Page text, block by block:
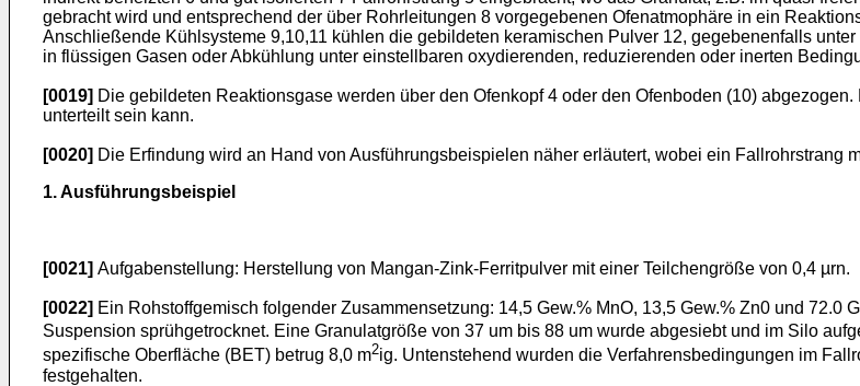
gebracht wird und entsprechend der über Rohrleitungen 8 vorgegebenen Ofenatmophäre in ein
Anschließende Kühlsysteme 9,10,11 kühlen die gebildeten keramischen Pulver 12, gegebenenfalls
in flüssigen Gasen oder Abkühlung unter einstellbaren oxydierenden, reduzierenden oder inerten
[0019] Die gebildeten Reaktionsgase werden über den Ofenkopf 4 oder den Ofenboden (10)
unterteilt sein kann.
[0020] Die Erfindung wird an Hand von Ausführungsbeispielen näher erläutert, wobei ein Fallrohrstrang
1. Ausführungsbeispiel
[0021] Aufgabenstellung: Herstellung von Mangan-Zink-Ferritpulver mit einer Teilchengröße von 0,4 µrn.
[0022] Ein Rohstoffgemisch folgender Zusammensetzung: 14,5 Gew.% MnO, 13,5 Gew.% Zn0 und 72.0
Suspension sprühgetrocknet. Eine Granulatgröße von 37 um bis 88 um wurde abgesiebt und im Silo
spezifische Oberfläche (BET) betrug 8,0 m2ig. Untenstehend wurden die Verfahrensbedingungen im
festgehalten.